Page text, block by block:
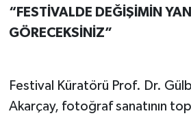
“FESTİVALDE DEĞİŞİMİN
GÖRECEKSİNİZ”
Festival Küratörü Prof. Dr.
Akarçay, fotoğraf sanatının